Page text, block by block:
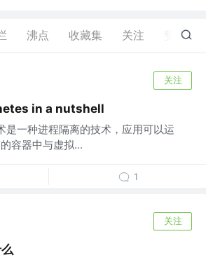
沸点 收藏集 关注 6
关注
in a nutshell
是一种进程隔离的技术，应用可以运
容器中与虚拟...
1
关注